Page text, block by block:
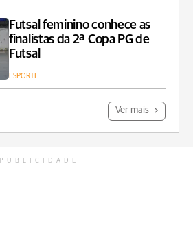
Futsal feminino conhece as
finalistas da 2ª Copa PG de
Futsal
ESPORTE
Ver mais
PUBLICIDADE